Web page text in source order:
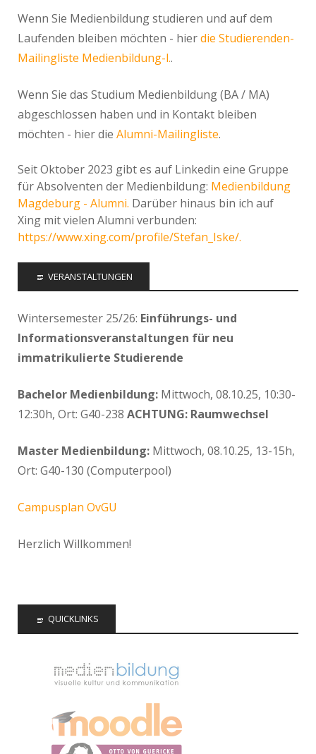
Wenn Sie Medienbildung studieren und auf dem
Laufenden bleiben möchten - hierdie Studierenden-
Mailingliste Medienbildung-l..
Wenn Sie das Studium Medienbildung (BA / MA)
abgeschlossen haben und in Kontakt bleiben
möchten - hier die Alumni-Mailingliste.
Seit Oktober 2023 gibt es auf Linkedin eine Gruppe
für Absolventen der Medienbildung: Medienbildung
Magdeburg - Alumni. Darüber hinaus bin ich auf
Xing mit vielen Alumni verbunden:
https://www.xing.com/profile/Stefan_Iske/.
VERANSTALTUNGEN
Wintersemester 25/26: Einführungs- und
Informationsveranstaltungen für neu
immatrikulierte Studierende
Bachelor Medienbildung: Mittwoch, 08.10.25, 10:30-
12:30h, Ort: G40-238 ACHTUNG: Raumwechsel
Master Medienbildung: Mittwoch, 08.10.25, 13-15h,
Ort: G40-130 (Computerpool)
Campusplan OvGU
Herzlich Willkommen!
QUICKLINKS